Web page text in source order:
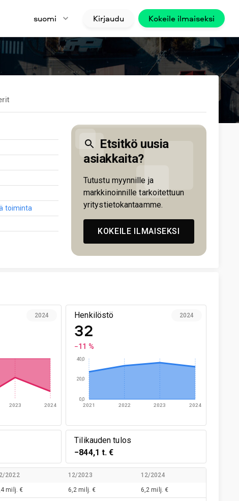
suomi Kirjaudu Kokeile ilmaiseksi
toiminta
Etsitkö uusia
asiakkaita?
Tutustu myynnille ja
markkinoinnille tarkoitettuun
yritystietokantaamme.
KOKEILE ILMAISEKSI
2024
2023 2024
Henkilöstö
32
−11 %
2024
2021 2022 2023 2024
0,0
20,0
40,0
Tilikauden tulos
−844,1 t. €
2022 12/2023 12/2024
milj. € 6,2 milj. € 6,2 milj. €